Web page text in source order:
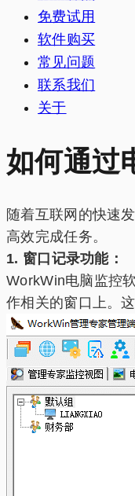
免费试用
软件购买
常见问题
联系我们
关于
如何通过
随着互联网的快速
高效完成任务。
1. 窗口记录功能：
WorkWin电脑监控
作相关的窗口上。